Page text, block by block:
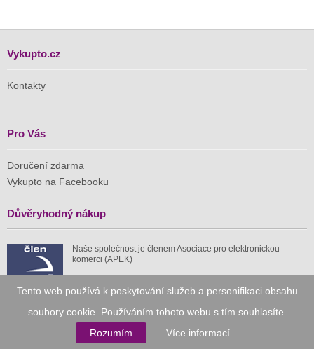
Tento web používá k poskytování služeb a personifikaci obsahu
soubory cookie. Používáním tohoto webu s tím souhlasíte.
Rozumím
Více informací
Vykupto.cz
Kontakty
Pro Vás
Doručení zdarma
Vykupto na Facebooku
Důvěryhodný nákup
Naše společnost je členem Asociace pro elektronickou
komerci (APEK)